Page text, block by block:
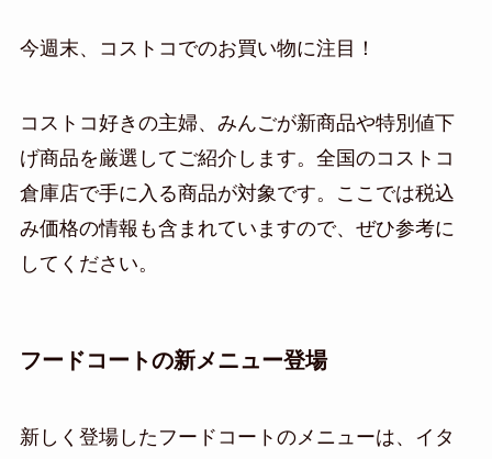
今週末、コストコでのお買い物に注目！
コストコ好きの主婦、みんごが新商品や特別値下
げ商品を厳選してご紹介します。全国のコストコ
倉庫店で手に入る商品が対象です。ここでは税込
み価格の情報も含まれていますので、ぜひ参考に
してください。
フードコートの新メニュー登場
新しく登場したフードコートのメニューは、イタ